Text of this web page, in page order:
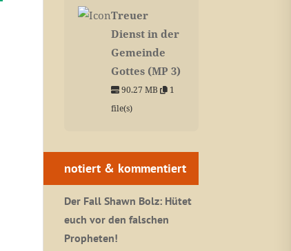
Treuer
Dienst in der
Gemeinde
Gottes (MP 3)
90.27 MB
1
file(s)
notiert & kommentiert
Der Fall Shawn Bolz: Hütet
euch vor den falschen
Propheten!